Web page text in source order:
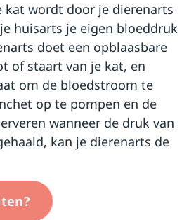
kat wordt door je dierenarts
huisarts je eigen bloeddruk
doet een opblaasbare
of staart van je kat, en
om de bloedstroom te
op te pompen en de
wanneer de druk van
kan je dierenarts de